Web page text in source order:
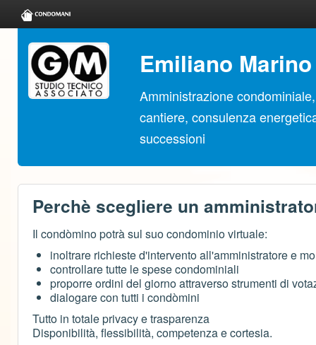
Emiliano Marino
Amministrazione
cantiere, consulenza
successioni
Perchè scegliere un
Il condòmino potrà sul suo condominio virtuale:
inoltrare richieste d'intervento all'amministratore e
controllare tutte le spese condominiali
proporre ordini del giorno attraverso strumenti di
dialogare con tutti i condòmini
Tutto in totale privacy e trasparenza
Disponibilità, flessibilità, competenza e cortesia.